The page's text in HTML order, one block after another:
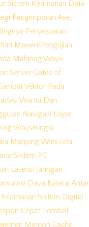
Sistem Keamanan Data
Pengimporan Aset
Penyesuaian
Maxwin Pengujian
Mahjong Ways
Server Gates of
Vektor Pada
Warna Dan
Navigasi Layar
Ways Fungsi
Mahjong WinsTata
Sistem PG
Latensi Jaringan
Daya Baterai Antar
Sistem Digital
Cepat Tombol
Memori Cache